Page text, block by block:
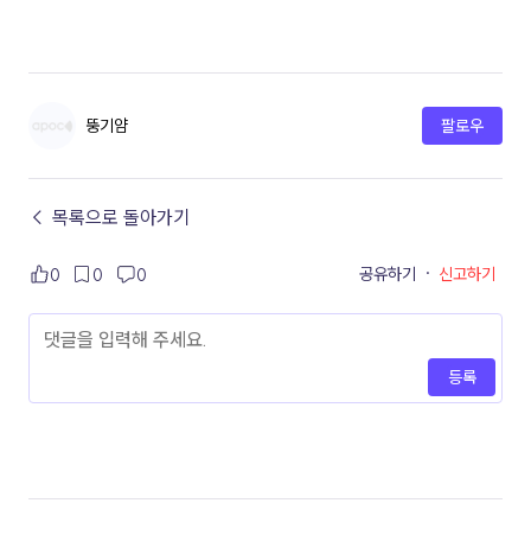
뚱기얌 팔로우
← 목록으로 돌아가기
0 0 0 공유하기 · 신고하기
등록